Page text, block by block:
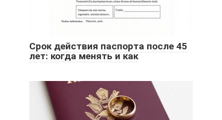
Срок действия паспорта после 45
лет: когда менять и как